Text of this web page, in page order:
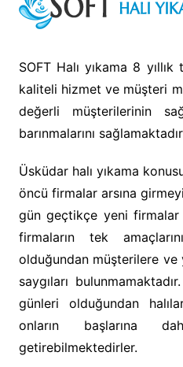
SOFT Halı yıkama 8
kaliteli hizmet ve müşteri
değerli müşterilerinin
barınmalarını
Üsküdar halı yıkama
öncü firmalar arsına
gün geçtikçe yeni firmalar
firmaların tek
olduğundan müşterilere ve
saygıları
günleri olduğundan
onların başlarına
getirebilmektedirler.